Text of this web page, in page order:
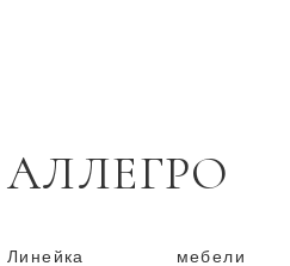
АЛЛЕГРО
Линейка мебели